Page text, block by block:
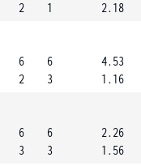
2
1
2.18
6
2
6
3
4.53
1.16
6
3
6
3
2.26
1.56